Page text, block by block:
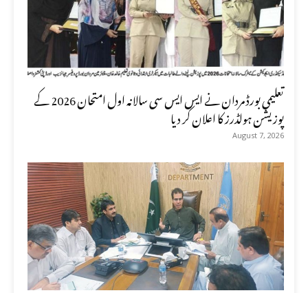
تعلیمی بورڈ مردان نے ایس ایس سی سالانہ اول امتحان 2026 کے
پوزیشن ہولڈرز کا اعلان کر دیا
August 7, 2026